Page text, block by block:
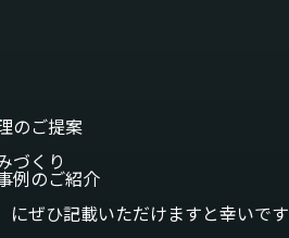
のご提案
づくり
例のご紹介
ぜひ記載いただけますと幸いです